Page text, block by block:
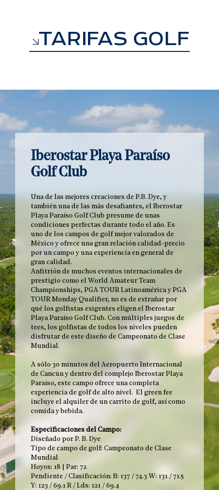
TARIFAS GOLF
Iberostar Playa Paraíso
Golf Club
Una de las mejores creaciones de P.B. Dye, y
también una de las más desafiantes, el Iberostar
Playa Paraíso Golf Club presume de unas
condiciones perfectas durante todo el año. Es
uno de los campos de golf mejor valorados de
México y ofrece una gran relación calidad-precio
por un campo y una experiencia en general de
gran calidad.
Anfitrión de muchos eventos internacionales de
prestigio como el World Amateur Team
Championships, PGA TOUR Latinoamérica y PGA
TOUR Monday Qualifier, no es de extrañar por
qué los golfistas exigentes eligen el Iberostar
Playa Paraíso Golf Club. Con múltiples juegos de
tees, los golfistas de todos los niveles pueden
disfrutar de este diseño de Campeonato de Clase
Mundial.
A sólo 30 minutos del Aeropuerto Internacional
de Cancún y dentro del complejo Iberostar Playa
Paraíso, este campo ofrece una completa
experiencia de golf de alto nivel. El green fee
incluye el alquiler de un carrito de golf, así como
comida y bebida.
Especificaciones del Campo:
Diseñado por P. B. Dye
Tipo de campo de golf: Campeonato de Clase
Mundial
Hoyos: 18 | Par: 72
Pendiente / Clasificación: B: 137 / 74.3 W: 131 / 71.5
Y: 123 / 69.1 R / Lds: 121 / 69.4